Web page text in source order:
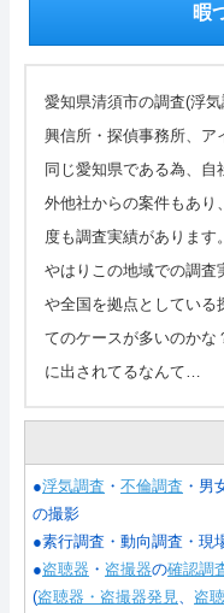
暇
愛知県清須市の調査(浮
興信所・探偵事務所、ア
同じ愛知県である為、
外他社からの案件もあり
度も調査実績があります。
やはりこの地域での調査
や全国を拠点としている
てのケースが多いのかな
に出されてるなんて…
●浮気調査 ・ 不倫調査 ・男
の撮影
●素行調査・動向調査・現
●盗聴器 ・ 盗撮器の確認調
(盗聴器・盗撮器発見 盗